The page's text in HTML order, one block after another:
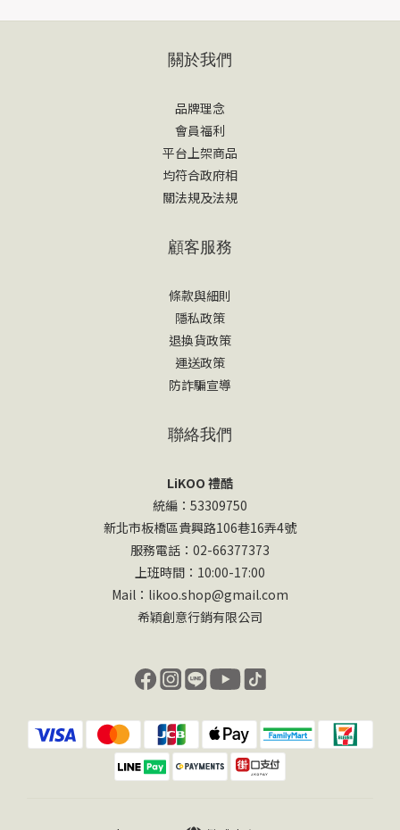
關於我們
品牌理念
會員福利
平台上架商品
均符合政府相
關法規及法規
顧客服務
條款與細則
隱私政策
退換貨政策
運送政策
防詐騙宣導
聯絡我們
LiKOO 禮酷
統編：53309750
新北市板橋區貴興路106巷16弄4號
服務電話：02-66377373
上班時間：10:00-17:00
Mail：likoo.shop@gmail.com
希穎創意行銷有限公司